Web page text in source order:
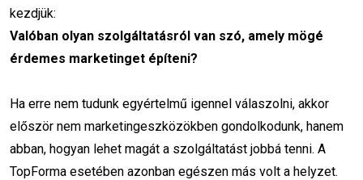
Kövess minket
kezdjük:
Valóban olyan szolgáltatásról van szó, amely mögé
érdemes marketinget építeni?
Ha erre nem tudunk egyértelmű igennel válaszolni, akkor
először nem marketingeszközökben gondolkodunk, hanem
abban, hogyan lehet magát a szolgáltatást jobbá tenni. A
TopForma esetében azonban egészen más volt a helyzet.